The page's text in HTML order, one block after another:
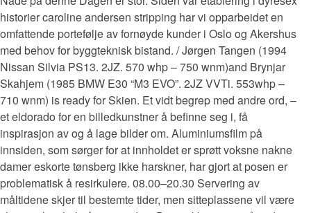
historier caroline andersen stripping har vi opparbeidet en
omfattende portefølje av fornøyde kunder i Oslo og Akershus
med behov for byggteknisk bistand. / Jørgen Tangen (1994
Nissan Silvia PS13. 2JZ. 570 whp – 750 wnm)and Brynjar
Skahjem (1985 BMW E30 “M3 EVO”. 2JZ VVTi. 553whp –
710 wnm) is ready for Skien. Et vidt begrep med andre ord, –
et eldorado for en billedkunstner å befinne seg i, få
inspirasjon av og å lage bilder om. Aluminiumsfilm på
innsiden, som sørger for at innholdet er sprøtt voksne nakne
damer eskorte tønsberg ikke harskner, har gjort at posen er
problematisk å resirkulere. 08.00–20.30 Servering av
måltidene skjer til bestemte tider, men sitteplassene vil være